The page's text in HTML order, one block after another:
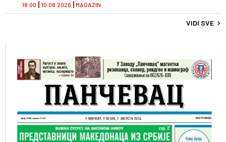
MAGAZIN
18:00 10.08.2026
VIDI SVE